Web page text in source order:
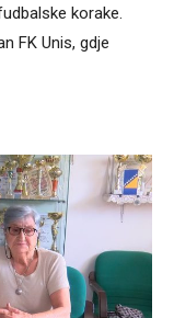
korake.
FK Unis, gdje